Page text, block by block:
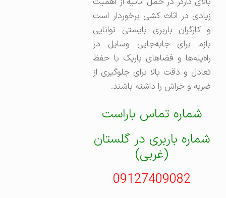
زیادی در اثاث کشی برخوردار است
و کارگران باربری بایستی توانایی
بازم برای جابه‌جایی وسایل در
راه‌پله‌ها و فضاهای باریک با حفظ
تعادل و دقت بالا برای جلوگیری از
ضربه و خراش را داشته باشند.
شماره تماس باراست
شماره باربری در گلستان
(غربی)
09127409082